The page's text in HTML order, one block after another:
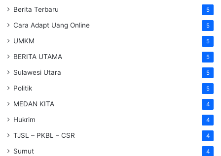
Berita Terbaru 5
Cara Adapt Uang Online 5
UMKM 5
BERITA UTAMA 5
Sulawesi Utara 5
Politik 5
MEDAN KITA 4
Hukrim 4
TJSL – PKBL – CSR 4
Sumut 4